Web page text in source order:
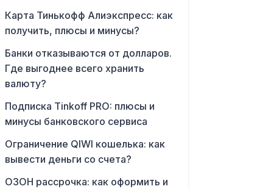
Карта Тинькофф Алиэкспресс: как
получить, плюсы и минусы?
Банки отказываются от долларов.
Где выгоднее всего хранить
валюту?
Подписка Tinkoff PRO: плюсы и
минусы банковского сервиса
Ограничение QIWI кошелька: как
вывести деньги со счета?
ОЗОН рассрочка: как оформить и